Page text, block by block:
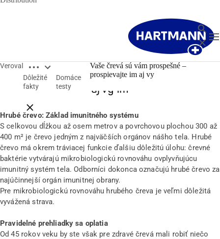
Veroval Open breadcrumbs
Close breadcrumbs
Dôležité
fakty
Domáce
testy
Vaše črevá sú vám prospešné –
prospievajte im aj vy
Vaše črevá sú vám prospešné – prospievajte
aj vy im
Hrubé črevo: Základ imunitného systému
S celkovou dĺžkou až osem metrov a povrchovou plochou 300 až
400 m² je črevo jedným z najväčších orgánov nášho tela. Hrubé
črevo má okrem tráviacej funkcie ďalšiu dôležitú úlohu: črevné
baktérie vytvárajú mikrobiologickú rovnováhu ovplyvňujúcu
imunitný systém tela. Odborníci dokonca označujú hrubé črevo za
najúčinnejší orgán imunitnej obrany.
Pre mikrobiologickú rovnováhu hrubého čreva je veľmi dôležitá
vyvážená strava.
Pravidelné prehliadky sa oplatia
Od 45 rokov veku by ste však pre zdravé črevá mali robiť niečo